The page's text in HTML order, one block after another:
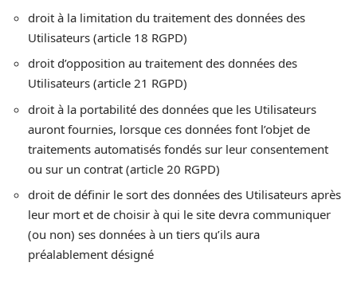
droit à la limitation du traitement des données des
Utilisateurs (article 18 RGPD)
droit d’opposition au traitement des données des
Utilisateurs (article 21 RGPD)
droit à la portabilité des données que les Utilisateurs
auront fournies, lorsque ces données font l’objet de
traitements automatisés fondés sur leur consentement
ou sur un contrat (article 20 RGPD)
droit de définir le sort des données des Utilisateurs après
leur mort et de choisir à qui le site devra communiquer
(ou non) ses données à un tiers qu’ils aura
préalablement désigné